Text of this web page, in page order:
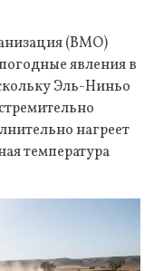
(ВМО)
явления в
Эль-Ниньо
нагреет
температура